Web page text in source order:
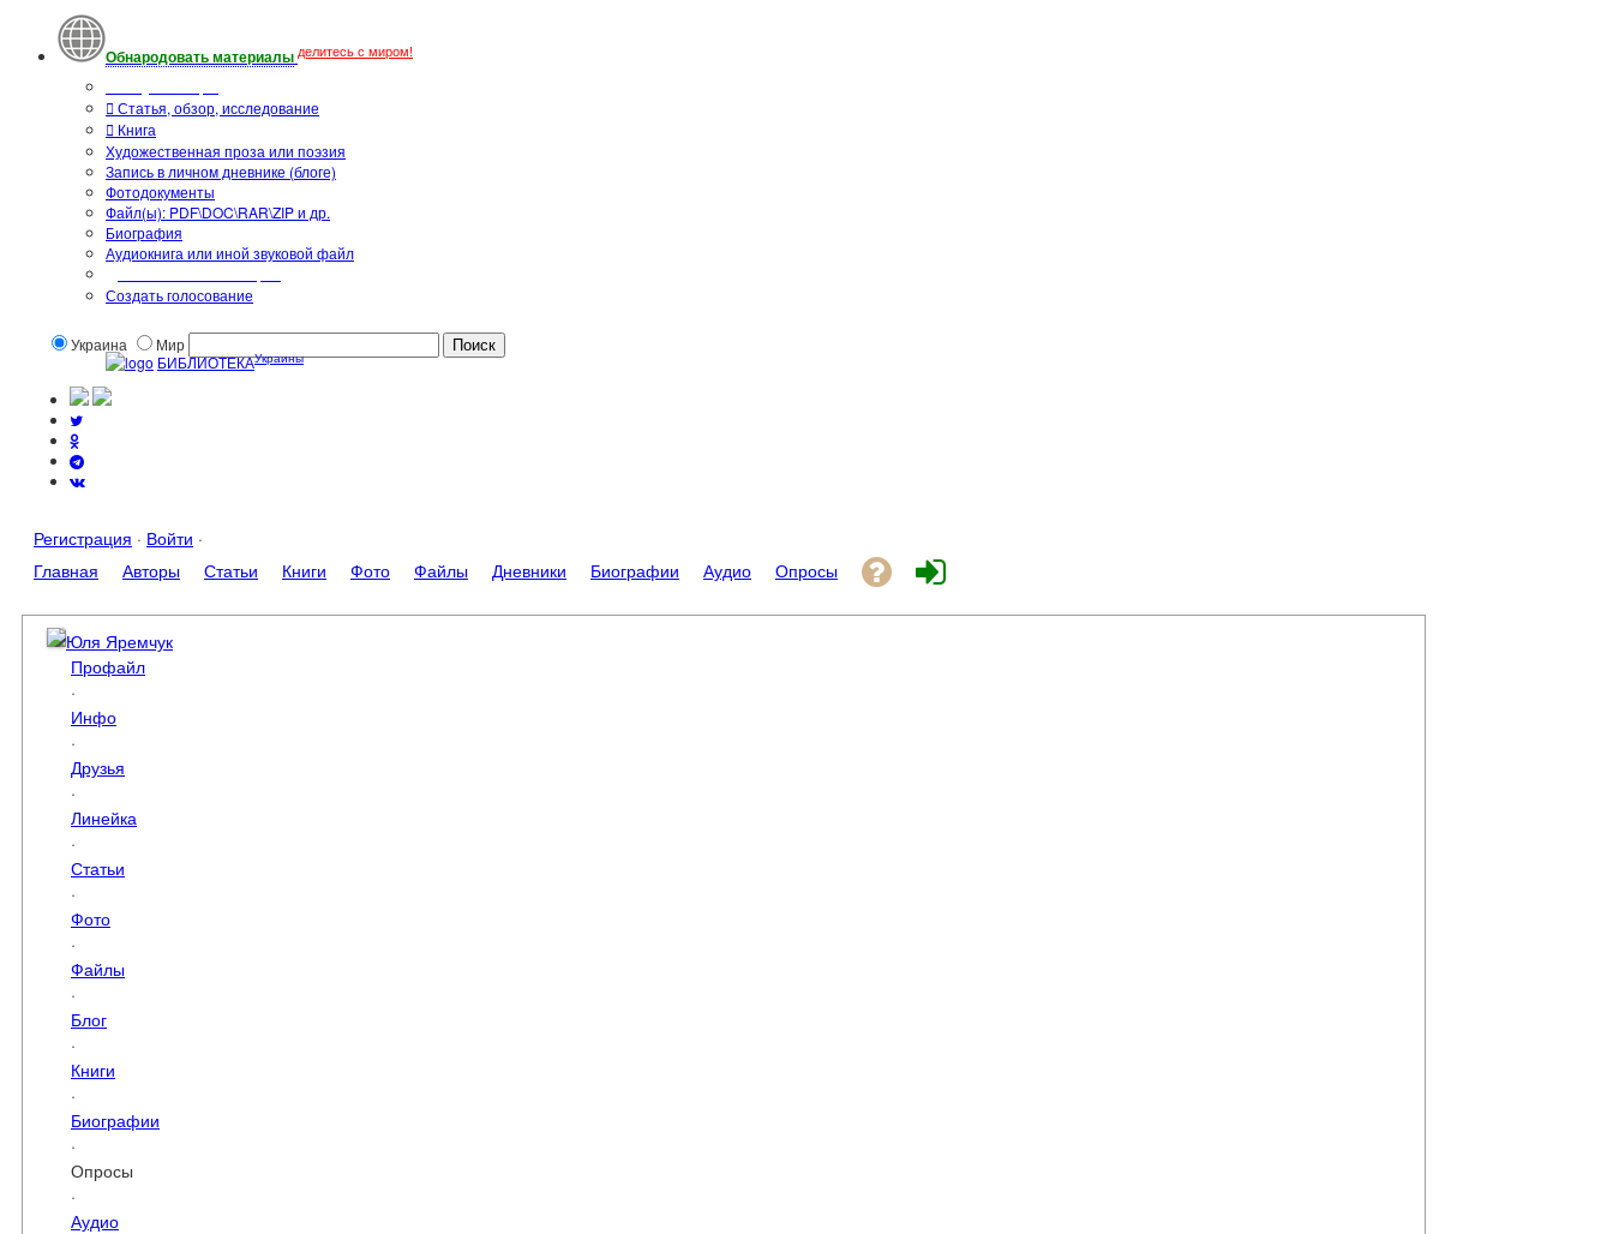
Обнародовать материалы делитесь с миром!
Статья, обзор, исследование
Книга
Художественная проза или поэзия
Запись в личном дневнике (блоге)
Фотодокументы
Файл(ы): PDF\DOC\RAR\ZIP и др.
Биография
Аудиокнига или иной звуковой файл
Создать голосование
Украина
Мир
БИБЛИОТЕКАУкраины
Регистрация · Войти ·
Главная Авторы Статьи Книги Фото Файлы Дневники Биографии Аудио Опросы
Юля Яремчук
Профайл
·
Инфо
·
Друзья
·
Линейка
·
Статьи
·
Фото
·
Файлы
·
Блог
·
Книги
·
Биографии
·
Опросы
·
Аудио